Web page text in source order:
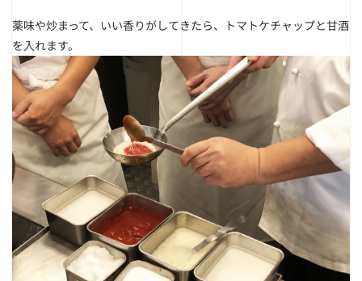
薬味や炒まって、いい香りがしてきたら、トマトケチャップと甘酒
を入れます。